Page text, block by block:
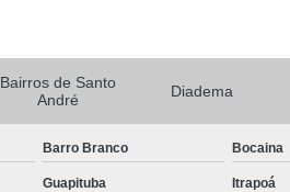
Bairros de Santo
André
Diadema
Barro Branco Bocaina
Guapituba Itrapoá